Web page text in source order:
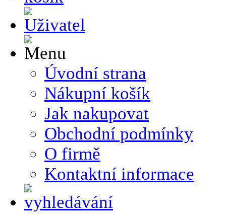
Úvodní strana
Nákupní košík
Jak nakupovat
Obchodní podmínky
O firmě
Kontaktní informace